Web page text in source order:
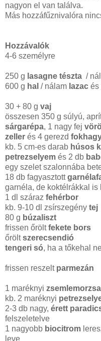
nagyon el van találva.
Más hozzáfűznivalóra
Hozzávalók
4-6 személyre
250 g lasagne tészta /
600 g hal / nálam lazac és
30 + 80 g vaj
összesen 350 g súlyú,
sárgarépa, 1 nagy fej
zeller és 4 gerezd
kb. 5 cm-es darab húsos
petrezselyem és 2 db
egy szelet szalonnába
18 db fagyasztott
garnéla, de koktélrákkal is
1 dl száraz fehérbor
kb. 9-10 dl zsírszegény tej
80 g búzaliszt
frissen őröltfekete bors
őröltszerecsendió
tengeri só, ha a tőkehal
frissen reszelt parmezán
1 maréknyi zsemlemorzsa
kb. 2 maréknyi
2-3 db nagy, érett
felszeletelve
1 nagyobb biocitrom
leve